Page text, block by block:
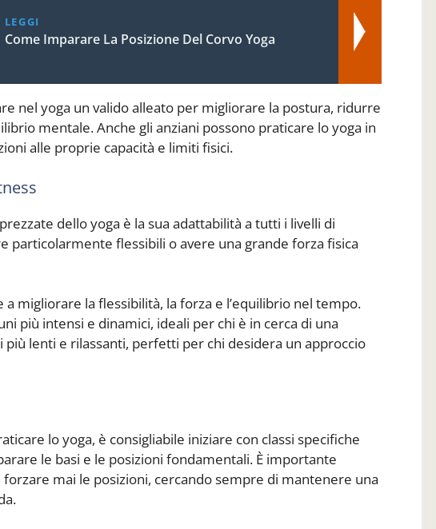
LEGGI
Come Imparare La Posizione Del Corvo Yoga
nel yoga un valido alleato per migliorare la postura, ridurre
mentale. Anche gli anziani possono praticare lo yoga in
alle proprie capacità e limiti fisici.
dello yoga è la sua adattabilità a tutti i livelli di
particolarmente flessibili o avere una grande forza fisica
migliorare la flessibilità, la forza e l’equilibrio nel tempo.
più intensi e dinamici, ideali per chi è in cerca di una
più lenti e rilassanti, perfetti per chi desidera un approccio
lo yoga, è consigliabile iniziare con classi specifiche
le basi e le posizioni fondamentali. È importante
mai le posizioni, cercando sempre di mantenere una